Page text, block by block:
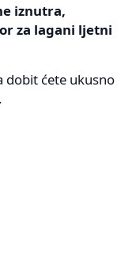
iznutra,
za lagani ljetni
dobit ćete ukusno